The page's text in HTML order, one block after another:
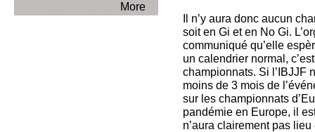
More
Il n’y aura donc aucun
soit en Gi et en No Gi.
communiqué qu’elle
un calendrier normal,
championnats. Si l’IBJJF
moins de 3 mois de
sur les championnats
pandémie en Europe, il
n’aura clairement pas